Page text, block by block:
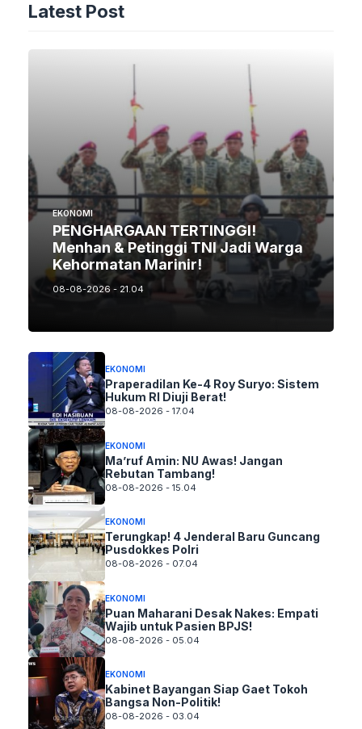
Latest Post
EKONOMI
PENGHARGAAN TERTINGGI!
Menhan & Petinggi TNI Jadi Warga
Kehormatan Marinir!
08-08-2026 - 21.04
EKONOMI
Praperadilan Ke-4 Roy Suryo: Sistem
Hukum RI Diuji Berat!
08-08-2026 - 17.04
EKONOMI
Ma’ruf Amin: NU Awas! Jangan
Rebutan Tambang!
08-08-2026 - 15.04
EKONOMI
Terungkap! 4 Jenderal Baru Guncang
Pusdokkes Polri
08-08-2026 - 07.04
EKONOMI
Puan Maharani Desak Nakes: Empati
Wajib untuk Pasien BPJS!
08-08-2026 - 05.04
EKONOMI
Kabinet Bayangan Siap Gaet Tokoh
Bangsa Non-Politik!
08-08-2026 - 03.04